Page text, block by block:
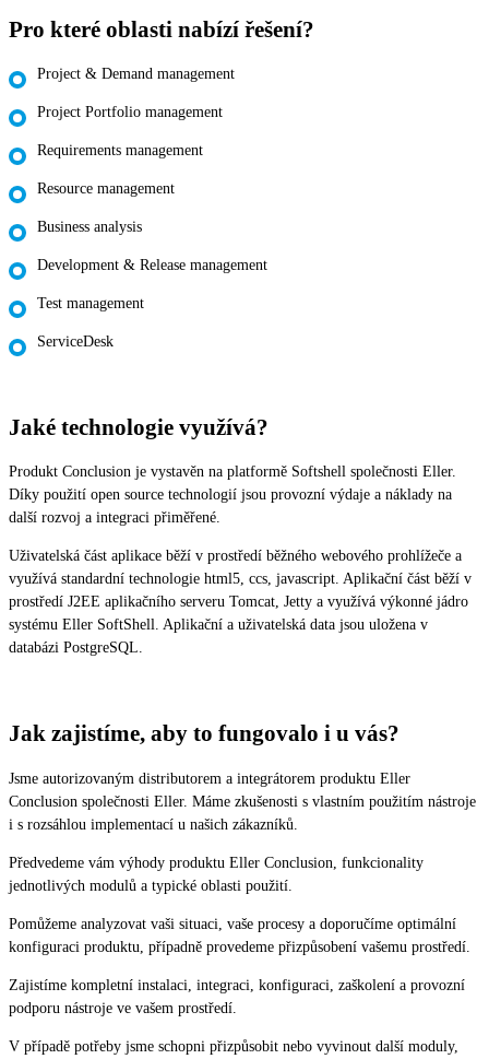
Pro které oblasti nabízí řešení?
Project & Demand management
Project Portfolio management
Requirements management
Resource management
Business analysis
Development & Release management
Test management
ServiceDesk
Jaké technologie využívá?
Produkt Conclusion je vystavěn na platformě Softshell společnosti Eller.
Díky použití open source technologií jsou provozní výdaje a náklady na
další rozvoj a integraci přiměřené.
Uživatelská část aplikace běží v prostředí běžného webového prohlížeče a
využívá standardní technologie html5, ccs, javascript. Aplikační část běží v
prostředí J2EE aplikačního serveru Tomcat, Jetty a využívá výkonné jádro
systému Eller SoftShell. Aplikační a uživatelská data jsou uložena v
databázi PostgreSQL.
Jak zajistíme, aby to fungovalo i u vás?
Jsme autorizovaným distributorem a integrátorem produktu Eller
Conclusion společnosti Eller. Máme zkušenosti s vlastním použitím nástroje
i s rozsáhlou implementací u našich zákazníků.
Předvedeme vám výhody produktu Eller Conclusion, funkcionality
jednotlivých modulů a typické oblasti použití.
Pomůžeme analyzovat vaši situaci, vaše procesy a doporučíme optimální
konfiguraci produktu, případně provedeme přizpůsobení vašemu prostředí.
Zajistíme kompletní instalaci, integraci, konfiguraci, zaškolení a provozní
podporu nástroje ve vašem prostředí.
V případě potřeby jsme schopni přizpůsobit nebo vyvinout další moduly,